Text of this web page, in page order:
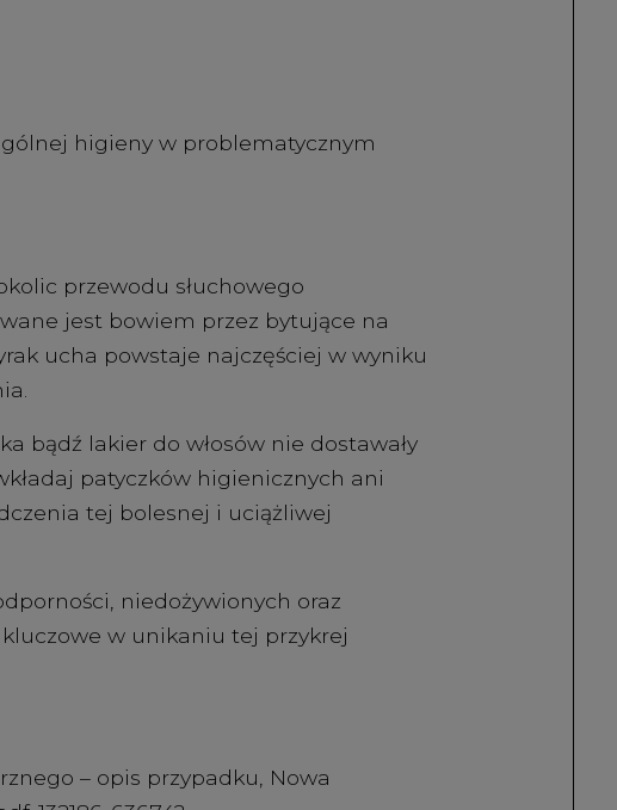
higieny w problematycznym
przewodu słuchowego
jest bowiem przez bytujące na
ucha powstaje najczęściej w wyniku
bądź lakier do włosów nie dostawały
patyczków higienicznych ani
tej bolesnej i uciążliwej
niedożywionych oraz
w unikaniu tej przykrej
– opis przypadku, Nowa